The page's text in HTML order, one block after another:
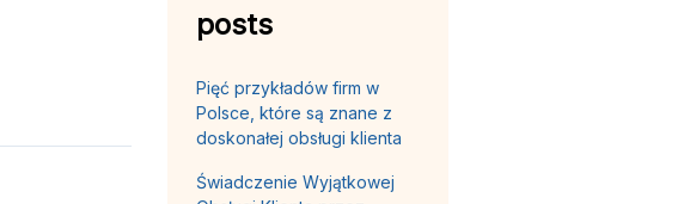
posts
Pięć przykładów firm w
Polsce, które są znane z
doskonałej obsługi klienta
Świadczenie Wyjątkowej